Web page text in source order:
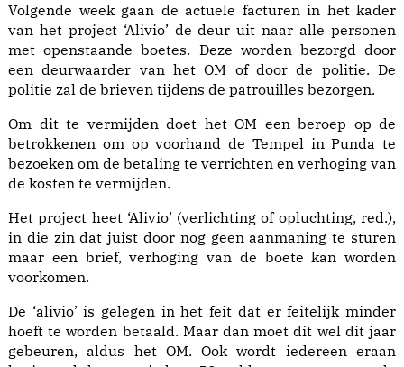
Volgende week gaan de actuele facturen in het kader
van het project ‘Alivio’ de deur uit naar alle personen
met openstaande boetes. Deze worden bezorgd door
een deurwaarder van het OM of door de politie. De
politie zal de brieven tijdens de patrouilles bezorgen.
Om dit te vermijden doet het OM een beroep op de
betrokkenen om op voorhand de Tempel in Punda te
bezoeken om de betaling te verrichten en verhoging van
de kosten te vermijden.
Het project heet ‘Alivio’ (verlichting of opluchting, red.),
in die zin dat juist door nog geen aanmaning te sturen
maar een brief, verhoging van de boete kan worden
voorkomen.
De ‘alivio’ is gelegen in het feit dat er feitelijk minder
hoeft te worden betaald. Maar dan moet dit wel dit jaar
gebeuren, aldus het OM. Ook wordt iedereen eraan